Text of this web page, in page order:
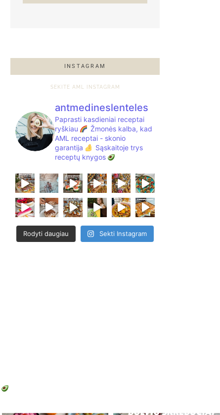
INSTAGRAM
SEKITE AML INSTAGRAM
antmedineslenteles
Paprasti kasdieniai receptai
ryškiau
Žmonės kalba, kad
AML receptai - skonio
garantija
Sąskaitoje trys
receptų knygos
Rodyti daugiau Sekti Instagram